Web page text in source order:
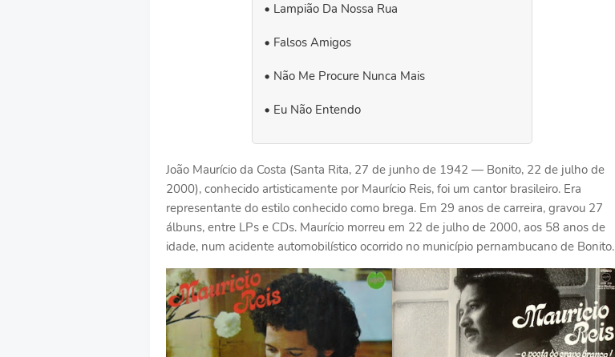
Lampião Da Nossa Rua
Falsos Amigos
Não Me Procure Nunca Mais
Eu Não Entendo
João Maurício da Costa (Santa Rita, 27 de junho de 1942 — Bonito, 22 de julho de
2000), conhecido artisticamente por Maurício Reis, foi um cantor brasileiro. Era
representante do estilo conhecido como brega. Em 29 anos de carreira, gravou 27
álbuns, entre LPs e CDs. Maurício morreu em 22 de julho de 2000, aos 58 anos de
idade, num acidente automobilístico ocorrido no município pernambucano de Bonito.